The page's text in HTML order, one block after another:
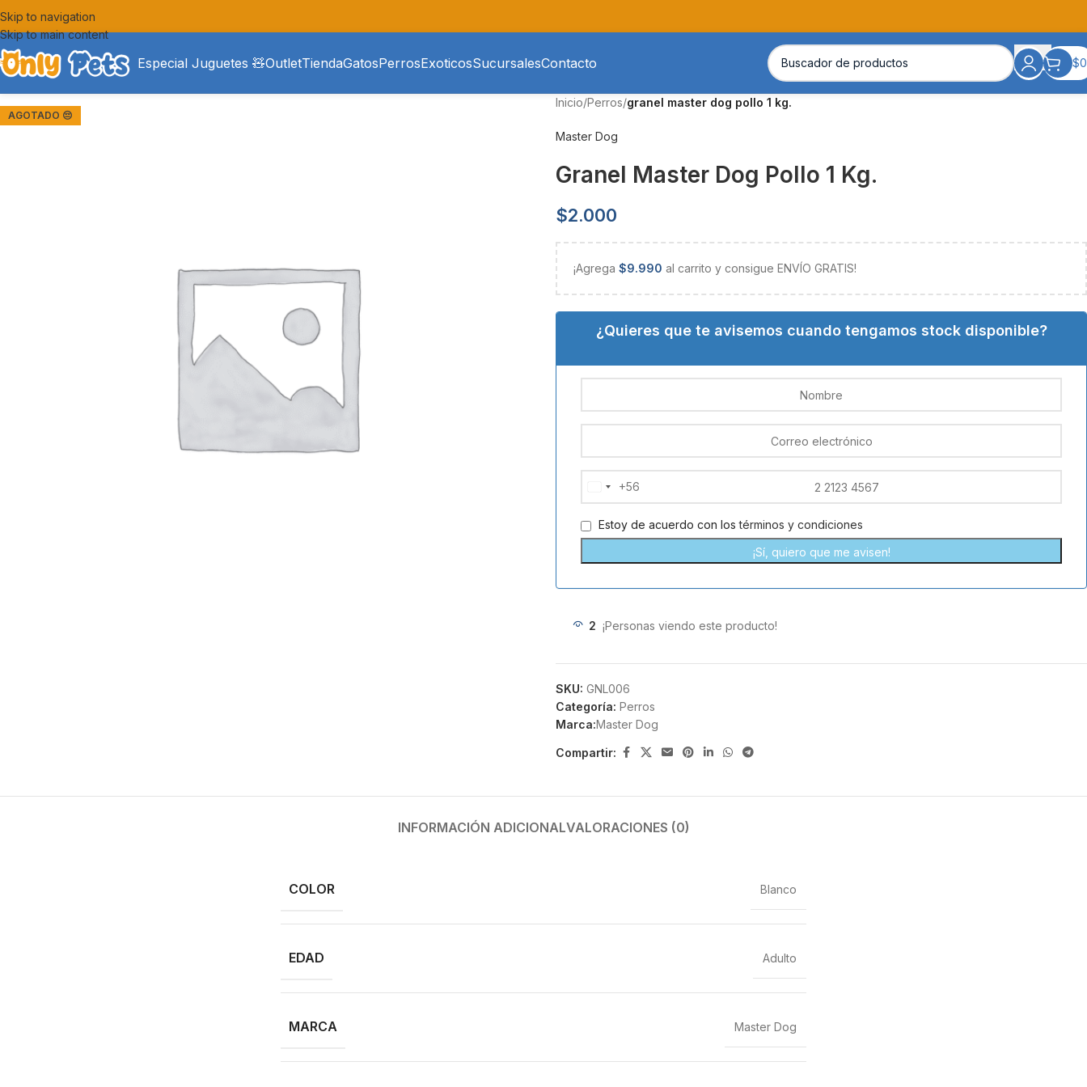
Skip to navigation
Skip to main content
Especial Juguetes 🧸OutletTiendaGatosPerrosExoticosSucursalesContacto $0
AGOTADO 😔
Inicio/Perros/granel master dog pollo 1 kg.
Master Dog
Granel Master Dog Pollo 1 Kg.
$2.000
¡Agrega $9.990 al carrito y consigue ENVÍO GRATIS!
¿Quieres que te avisemos cuando tengamos stock disponible?
Chile
+56
+56
Estoy de acuerdo con lostérminos y condiciones
2 ¡Personas viendo este producto!
SKU: GNL006
Categoría: Perros
Marca:Master Dog
Compartir:
INFORMACIÓN ADICIONALVALORACIONES (0)
COLOR Blanco
EDAD Adulto
MARCA Master Dog